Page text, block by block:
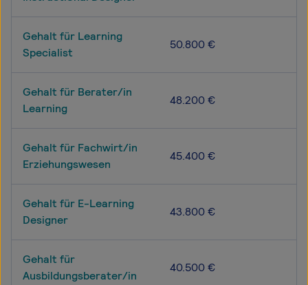
Gehalt für Learning
Specialist
50.800 €
Gehalt für Berater/in
Learning
48.200 €
Gehalt für Fachwirt/in
Erziehungswesen
45.400 €
Gehalt für E-Learning
Designer
43.800 €
Gehalt für
Ausbildungsberater/in
40.500 €